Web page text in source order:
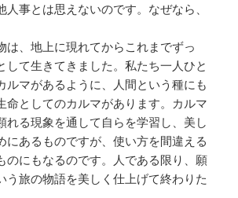
人事とは思えないのです。なぜなら、
は、地上に現れてからこれまでずっ
して生きてきました。私たち一人ひと
ルマがあるように、人間という種にも
命としてのカルマがあります。カルマ
れる現象を通して自らを学習し、美し
にあるものですが、使い方を間違える
のにもなるのです。人である限り、願
う旅の物語を美しく仕上げて終わりた